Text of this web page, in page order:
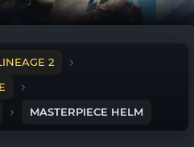
2
MASTERPIECE HELM